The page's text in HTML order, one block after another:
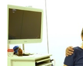
s